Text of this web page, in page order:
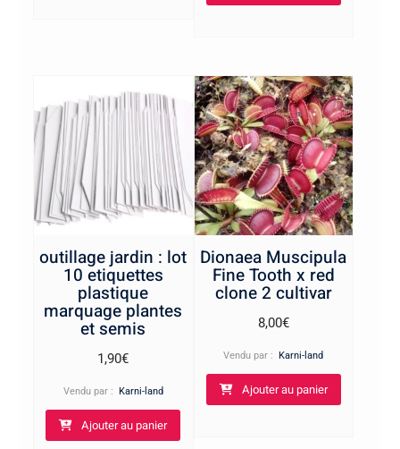
outillage jardin : lot
10 etiquettes
plastique
marquage plantes
et semis
1,90€
Vendu par : Karni-land
Ajouter au panier
Dionaea Muscipula
Fine Tooth x red
clone 2 cultivar
8,00€
Vendu par :Karni-land
Ajouter au panier